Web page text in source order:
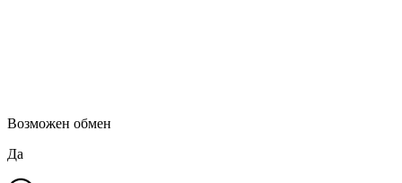
Возможен обмен
Да